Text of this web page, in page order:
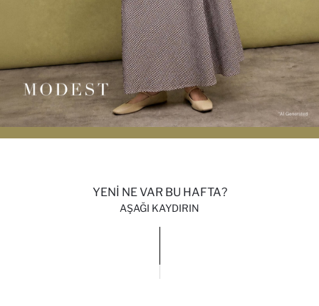
YENİ NE VAR BU HAFTA?
AŞAĞI KAYDIRIN